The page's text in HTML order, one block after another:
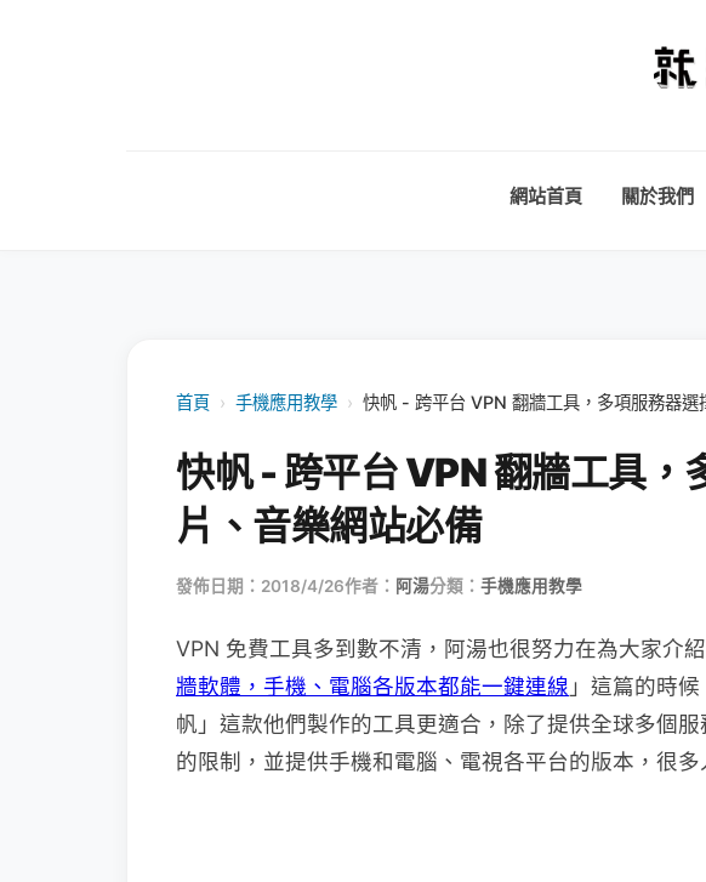
網站首頁 關於我們
首頁 › 手機應用教學 › 快帆 - 跨平台 VPN 翻牆工具，多項服務器選
快帆 - 跨平台 VPN 翻牆工具
片、音樂網站必備
發佈日期：2018/4/26作者： 阿湯分類： 手機應用教學
VPN 免費工具多到數不清，阿湯也很努力在為大家介
牆軟體，手機、電腦各版本都能一鍵連線 」這篇的時
帆」這款他們製作的工具更適合，除了提供全球多個
的限制，並提供手機和電腦、電視各平台的版本，很